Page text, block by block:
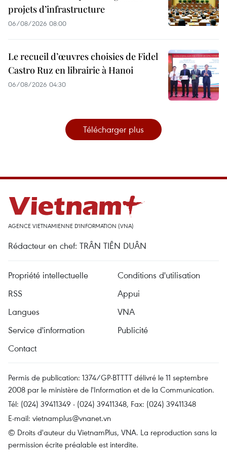
projets d’infrastructure
06/08/2026 08:00
Le recueil d’œuvres choisies de Fidel
Castro Ruz en librairie à Hanoi
06/08/2026 04:30
Télécharger plus
AGENCE VIETNAMIENNE D'INFORMATION (VNA)
Rédacteur en chef: TRÂN TIÊN DUÂN
Propriété intellectuelle
Conditions d'utilisation
RSS
Appui
Langues
VNA
Service d'information
Publicité
Contact
Permis de publication: 1374/GP-BTTTT délivré le 11 septembre
2008 par le ministère de l'Information et de la Communication.
Tél: (024) 39411349 - (024) 39411348, Fax: (024) 39411348
E-mail: vietnamplus@vnanet.vn
© Droits d'auteur du VietnamPlus, VNA. La reproduction sans la
permission écrite préalable est interdite.